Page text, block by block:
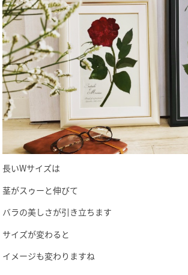
長いWサイズは
茎がスゥーと伸びて
バラの美しさが引き立ちます
サイズが変わると
イメージも変わりますね